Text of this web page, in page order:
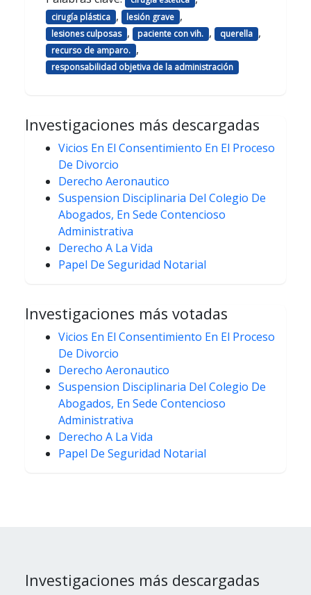
cirugía plástica , lesión grave ,
lesiones culposas , paciente con vih. , querella ,
recurso de amparo. ,
responsabilidad objetiva de la administración
Investigaciones más descargadas
Vicios En El Consentimiento En El Proceso
De Divorcio
Derecho Aeronautico
Suspension Disciplinaria Del Colegio De
Abogados, En Sede Contencioso
Administrativa
Derecho A La Vida
Papel De Seguridad Notarial
Investigaciones más votadas
Vicios En El Consentimiento En El Proceso
De Divorcio
Derecho Aeronautico
Suspension Disciplinaria Del Colegio De
Abogados, En Sede Contencioso
Administrativa
Derecho A La Vida
Papel De Seguridad Notarial
Investigaciones más descargadas